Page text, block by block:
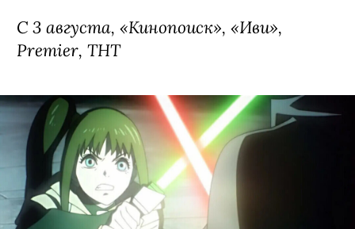
С 3 августа, «Кинопоиск», «Иви»,
Premier, ТНТ